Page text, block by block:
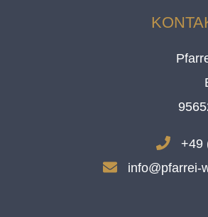
+49
info@pfarrei-